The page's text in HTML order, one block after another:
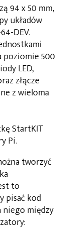
94 x 50 mm,
układów
DEV.
500
LED,
złącze
z wieloma
StartKIT
Pi.
tworzyć
to
pisać kod
niego między